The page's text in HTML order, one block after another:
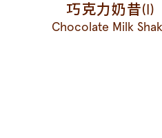
巧克力奶昔(I)
Chocolate Milk